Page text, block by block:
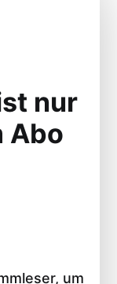
nur
Abo
um